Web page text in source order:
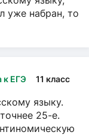
уже набран, то
к ЕГЭ 11 класс
языку.
25-е.